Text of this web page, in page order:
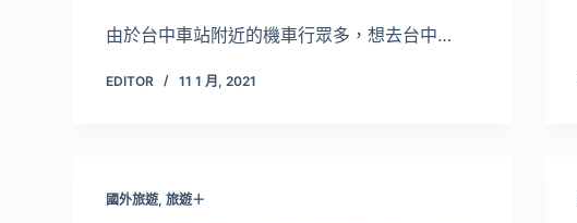
由於台中車站附近的機車行眾多，想去台中…
EDITOR 11 1 月, 2021
國外旅遊,旅遊＋